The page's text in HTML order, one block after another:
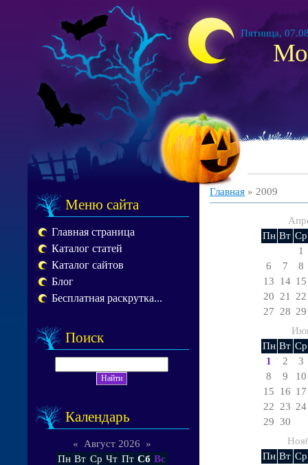
Пятница,
Меню сайта
Главная страница
Каталог статей
Каталог сайтов
Блог
Бесплатная раскрутка...
Поиск
Календарь
« Август 2026
»
Пн Вт Ср Чт Пт Сб Вс
Главная » 2009
Пн Вт Ср
1
6
7
8
13
14 15
20
21
22
27
28 29
Пн Вт Ср
1
2
3
8
9
10
15
16 17
22
23 24
29 30
Пн Вт Ср